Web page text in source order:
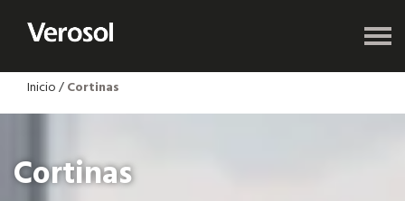
Inicio/Cortinas
Cortinas